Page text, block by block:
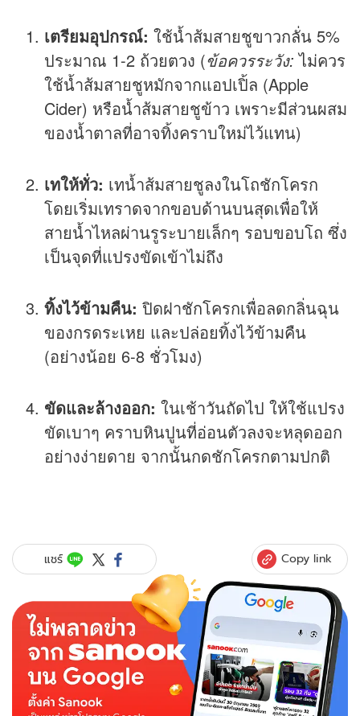
เตรียมอุปกรณ์: ใช้น้ำส้มสายชูขาวกลั่น 5%
ประมาณ 1-2 ถ้วยตวง (ข้อควรระวัง:ไม่ควร
ใช้น้ำส้มสายชูหมักจากแอปเปิ้ล (Apple
Cider) หรือน้ำส้มสายชูข้าว เพราะมีส่วนผสม
ของน้ำตาลที่อาจทิ้งคราบใหม่ไว้แทน)
เทให้ทั่ว: เทน้ำส้มสายชูลงในโถชักโครก
โดยเริ่มเทราดจากขอบด้านบนสุดเพื่อให้
สายน้ำไหลผ่านรูระบายเล็กๆ รอบขอบโถ ซึ่ง
เป็นจุดที่แปรงขัดเข้าไม่ถึง
ทิ้งไว้ข้ามคืน: ปิดฝาชักโครกเพื่อลดกลิ่นฉุน
ของกรดระเหย และปล่อยทิ้งไว้ข้ามคืน
(อย่างน้อย 6-8 ชั่วโมง)
ขัดและล้างออก: ในเช้าวันถัดไป ให้ใช้แปรง
ขัดเบาๆ คราบหินปูนที่อ่อนตัวลงจะหลุดออก
อย่างง่ายดาย จากนั้นกดชักโครกตามปกติ
แชร์ Copy link